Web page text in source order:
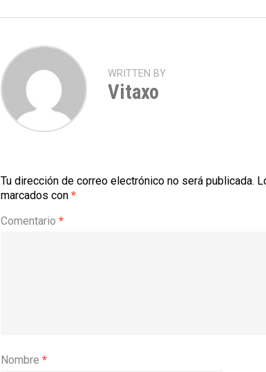
WRITTEN BY
Vitaxo
Tu dirección de correo electrónico no será publicada.
marcados con *
Comentario *
Nombre *